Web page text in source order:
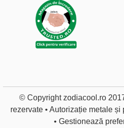
© Copyright zodiacool.ro
rezervate • Autorizație metale
• Gestionează